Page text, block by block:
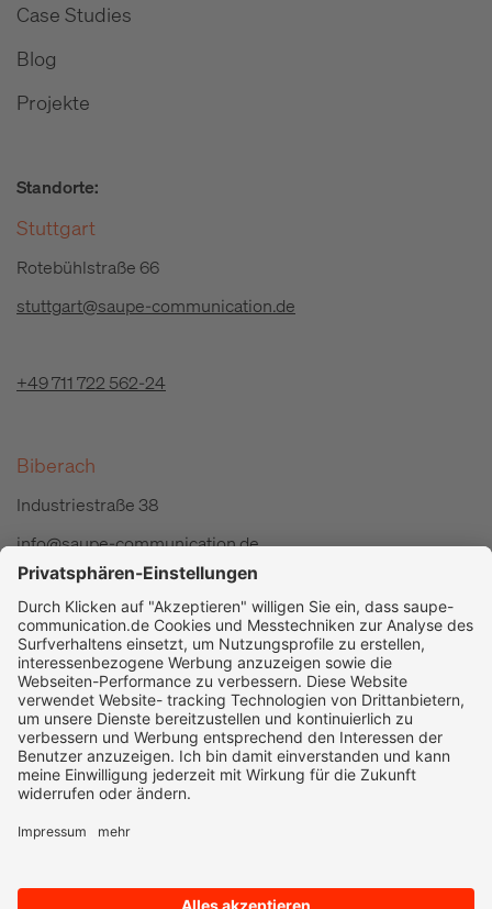
Case Studies
Blog
Projekte
Standorte:
Stuttgart
Rotebühlstraße 66
stuttgart@saupe-communication.de
+49 711 722 562-24
Biberach
Industriestraße 38
info@saupe-communication.de
+49 7351 1897-10
As seen on: